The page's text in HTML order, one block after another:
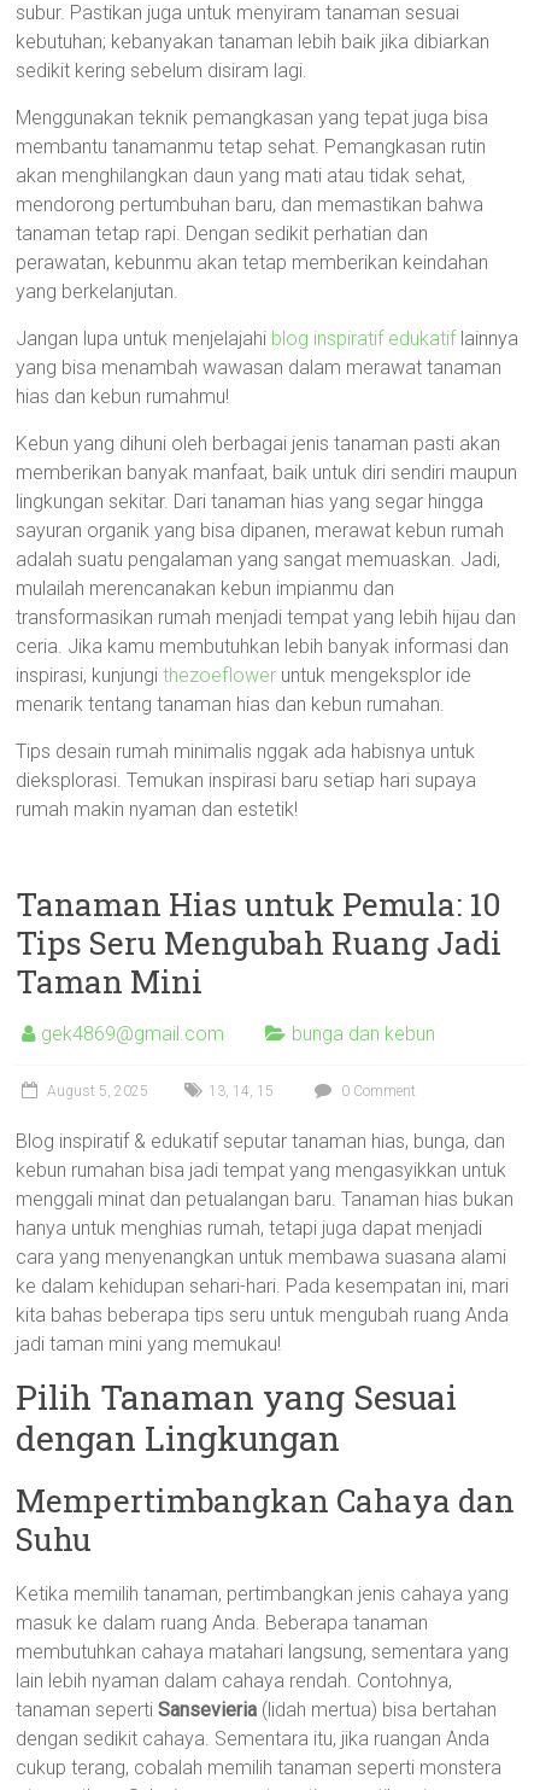
subur. Pastikan juga untuk menyiram tanaman sesuai
kebutuhan; kebanyakan tanaman lebih baik jika dibiarkan
sedikit kering sebelum disiram lagi.
Menggunakan teknik pemangkasan yang tepat juga bisa
membantu tanamanmu tetap sehat. Pemangkasan rutin
akan menghilangkan daun yang mati atau tidak sehat,
mendorong pertumbuhan baru, dan memastikan bahwa
tanaman tetap rapi. Dengan sedikit perhatian dan
perawatan, kebunmu akan tetap memberikan keindahan
yang berkelanjutan.
Jangan lupa untuk menjelajahi blog inspiratif edukatiflainnya
yang bisa menambah wawasan dalam merawat tanaman
hias dan kebun rumahmu!
Kebun yang dihuni oleh berbagai jenis tanaman pasti akan
memberikan banyak manfaat, baik untuk diri sendiri maupun
lingkungan sekitar. Dari tanaman hias yang segar hingga
sayuran organik yang bisa dipanen, merawat kebun rumah
adalah suatu pengalaman yang sangat memuaskan. Jadi,
mulailah merencanakan kebun impianmu dan
transformasikan rumah menjadi tempat yang lebih hijau dan
ceria. Jika kamu membutuhkan lebih banyak informasi dan
inspirasi, kunjungithezoeflower untuk mengeksplor ide
menarik tentang tanaman hias dan kebun rumahan.
Tips desain rumah minimalis nggak ada habisnya untuk
dieksplorasi. Temukan inspirasi baru setiap hari supaya
rumah makin nyaman dan estetik!
Tanaman Hias untuk Pemula: 10
Tips Seru Mengubah Ruang Jadi
Taman Mini
gek4869@gmail.com bunga dan kebun
August 5, 2025 13, 14, 15 0 Comment
Blog inspiratif & edukatif seputar tanaman hias, bunga, dan
kebun rumahan bisa jadi tempat yang mengasyikkan untuk
menggali minat dan petualangan baru. Tanaman hias bukan
hanya untuk menghias rumah, tetapi juga dapat menjadi
cara yang menyenangkan untuk membawa suasana alami
ke dalam kehidupan sehari-hari. Pada kesempatan ini, mari
kita bahas beberapa tips seru untuk mengubah ruang Anda
jadi taman mini yang memukau!
Pilih Tanaman yang Sesuai
dengan Lingkungan
Mempertimbangkan Cahaya dan
Suhu
Ketika memilih tanaman, pertimbangkan jenis cahaya yang
masuk ke dalam ruang Anda. Beberapa tanaman
membutuhkan cahaya matahari langsung, sementara yang
lain lebih nyaman dalam cahaya rendah. Contohnya,
tanaman sepertiSansevieria (lidah mertua) bisa bertahan
dengan sedikit cahaya. Sementara itu, jika ruangan Anda
cukup terang, cobalah memilih tanaman seperti monstera